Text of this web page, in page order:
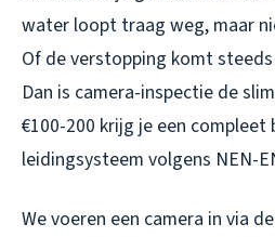
water loopt traag weg, maar
Of de verstopping komt
Dan is camera-inspectie de
€100-200 krijg je een compleet
leidingsysteem volgens NEN-
We voeren een camera in via